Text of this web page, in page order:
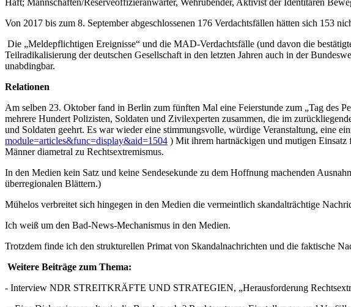
Von 2017 bis zum 8. September abgeschlossenen 176 Verdachtsfällen hätten sich 153
Die „Meldepflichtigen Ereignisse“ und die MAD-Verdachtsfälle (und davon die
Teilradikalisierung der deutschen Gesellschaft in den letzten Jahren auch in der
unabdingbar.
Relationen
Am selben 23. Oktober fand in Berlin zum fünften Mal eine Feierstunde zum „Tag des
mehrere Hundert Polizisten, Soldaten und Zivilexperten zusammen, die im
und Soldaten geehrt. Es war wieder eine stimmungsvolle, würdige Veranstaltung, eine
module=articles&func=display&aid=1504 ) Mit ihrem hartnäckigen und mutigen Einsatz
Männer diametral zu Rechtsextremismus.
In den Medien kein Satz und keine Sendesekunde zu dem Hoffnung machenden
überregionalen Blättern.)
Mühelos verbreitet sich hingegen in den Medien die vermeintlich skandalträchtige
Ich weiß um den Bad-News-Mechanismus in den Medien.
Trotzdem finde ich den strukturellen Primat von Skandalnachrichten und die faktische
Weitere Beiträge zum Thema:
- Interview NDR STREITKRÄFTE UND STRATEGIEN, „Herausforderung